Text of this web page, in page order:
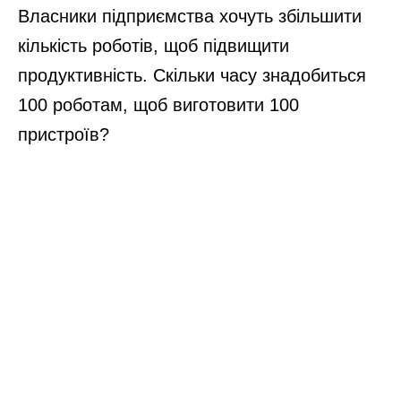
Власники підприємства хочуть збільшити
кількість роботів, щоб підвищити
продуктивність. Скільки часу знадобиться
100 роботам, щоб виготовити 100
пристроїв?